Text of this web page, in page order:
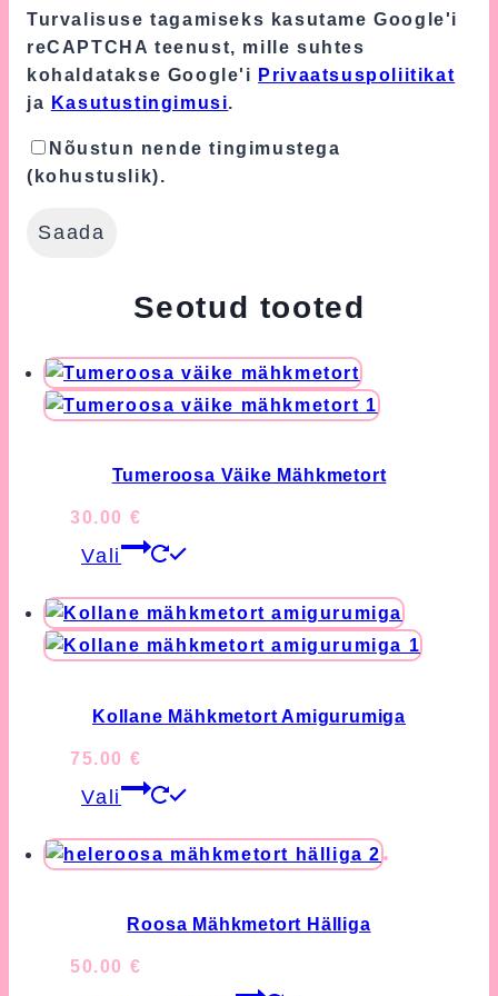
Turvalisuse tagamiseks kasutame Google'i
reCAPTCHA teenust, mille suhtes
kohaldatakse Google'i Privaatsuspoliitikat
ja Kasutustingimusi.
Nõustun nende tingimustega
(kohustuslik).
Seotud tooted
Tumeroosa Väike Mähkmetort
30.00 €
Vali
has
multiple
variants.
options
the
Kollane Mähkmetort Amigurumiga
75.00 €
Vali
has
multiple
The
Roosa Mähkmetort Hälliga
50.00 €